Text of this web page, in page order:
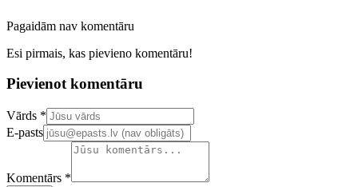
Pagaidām nav komentāru
Esi pirmais, kas pievieno komentāru!
Pievienot komentāru
Confirm your email address
Vārds *
E-pasts
Komentārs *